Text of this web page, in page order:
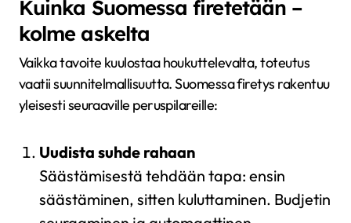
Kuinka Suomessa firetetään –
kolme askelta
Vaikka tavoite kuulostaa houkuttelevalta, toteutus
vaatii suunnitelmallisuutta. Suomessa firetys rakentuu
yleisesti seuraaville peruspilareille:
Uudista suhde rahaan
Säästämisestä tehdään tapa: ensin
säästäminen, sitten kuluttaminen. Budjetin